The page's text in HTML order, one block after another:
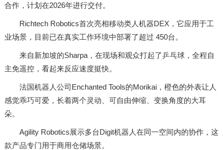
合作，计划在2026年进行交付。
Richtech Robotics首次亮相移动类人机器DEX，它应用于工
业场景，目前已在真实工作环境中部署了超过 450台。
来自新加坡的Sharpa，在现场和观众打起了乒乓球，全程自
主免遥控，看起来反应速度挺快。
法国机器人公司Enchanted Tools的Morikai，橙色的外表让人
感觉乖巧可爱，长着两个灵动、可自由伸缩、变换角度的大耳
朵。
Agility Robotics展示多台Digit机器人在同一空间内的协作，这
款产品专门用于商用仓储场景。